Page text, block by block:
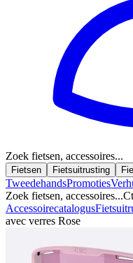
Zoek fietsen, accessoires...
Fietsen Fietsuitrusting
TweedehandsPromoties
Zoek fietsen, accessoires...
Accessoirecatalogus
avec verres Rose